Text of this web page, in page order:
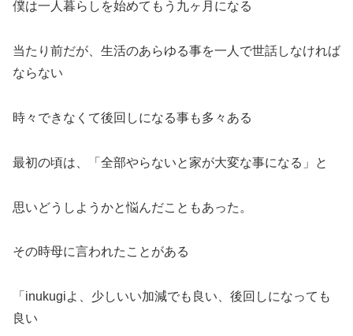
僕は一人暮らしを始めてもう九ヶ月になる
当たり前だが、生活のあらゆる事を一人で世話しなければ
ならない
時々できなくて後回しになる事も多々ある
最初の頃は、「全部やらないと家が大変な事になる」と
思いどうしようかと悩んだこともあった。
その時母に言われたことがある
「inukugiよ、少しいい加減でも良い、後回しになっても
良い